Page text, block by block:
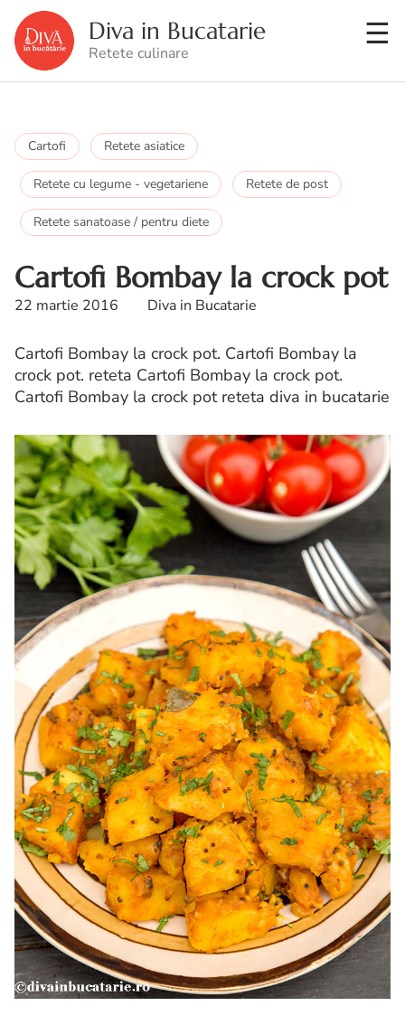
Diva in Bucatarie
Retete culinare
Cartofi Retete asiatice
Retete cu legume - vegetariene Retete de post
Retete sanatoase / pentru diete
Cartofi Bombay la crock pot
22 martie 2016 Diva in Bucatarie
Cartofi Bombay la crock pot. Cartofi Bombay la
crock pot. reteta Cartofi Bombay la crock pot.
Cartofi Bombay la crock pot reteta diva in bucatarie